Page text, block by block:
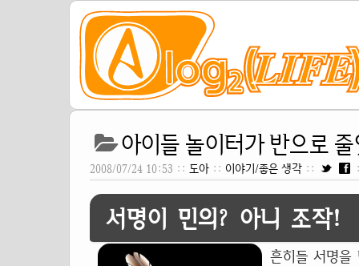
아이들 놀이터가 반으로
2008/07/24 10:53 :: 도아 :: 이야기/좋은 생각 ::
서명이 민의? 아니 조작!
흔히들 서명을